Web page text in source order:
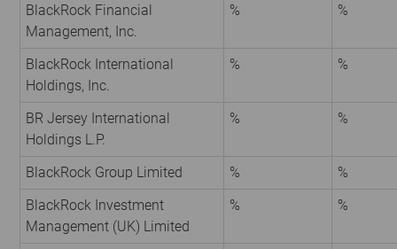
BlackRock Financial
Management, Inc.
% %
BlackRock International
Holdings, Inc.
% %
BR Jersey International
Holdings L.P.
% %
BlackRock Group Limited %
%
BlackRock Investment
Management (UK) Limited
% %